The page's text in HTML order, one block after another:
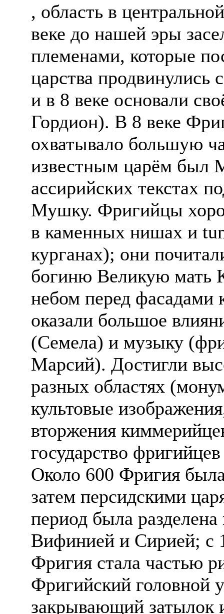
, область в
веке до нашей эры
племенами, которые
царства
и в 8 веке основали
Гордион). В 8 веке
охватывало большую
известным царём был
ассирийских текстах
Мушку. Фригийцы
в каменных нишах и
курганах); они
богиню Великую мать
небом перед фасадами
оказали большое
(Семела) и музыку
Марсий). Достигли
разных областях
культовые
вторжения
государство
Около 600 Фригия
затем персидскими
период была
Вифинией и Сирией; с
Фригия стала частью
Фригийский головной
закрывающий